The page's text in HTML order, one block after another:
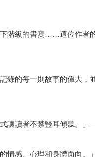
階級的書寫……這位作者
的每一則故事的偉大，
讓讀者不禁豎耳傾聽。」
情感、心理和身體面向。」